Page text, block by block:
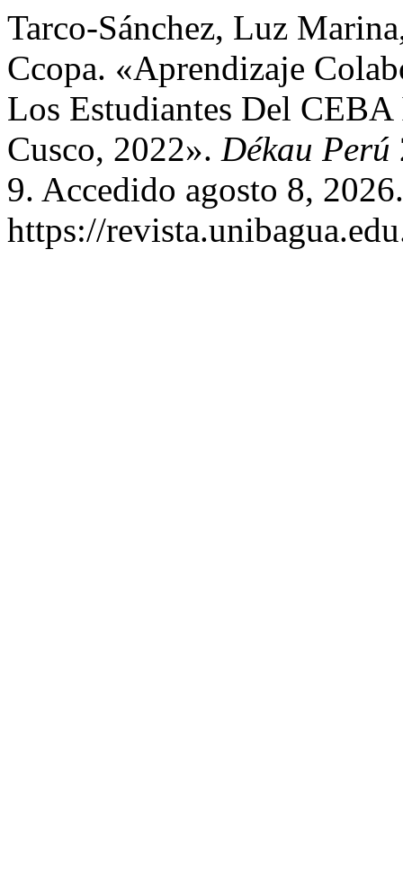
Tarco-Sánchez, Luz
Ccopa. «Aprendizaje
Los Estudiantes Del
Cusco, 2022». Dékau Perú
9. Accedido agosto 8, 2026.
https://